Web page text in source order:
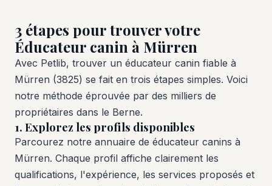
3 étapes pour trouver votre
Éducateur canin à Mürren
Avec Petlib, trouver un éducateur canin fiable à
Mürren (3825) se fait en trois étapes simples. Voici
notre méthode éprouvée par des milliers de
propriétaires dans le Berne.
1. Explorez les profils disponibles
Parcourez notre annuaire de éducateur canins à
Mürren. Chaque profil affiche clairement les
qualifications, l'expérience, les services proposés et